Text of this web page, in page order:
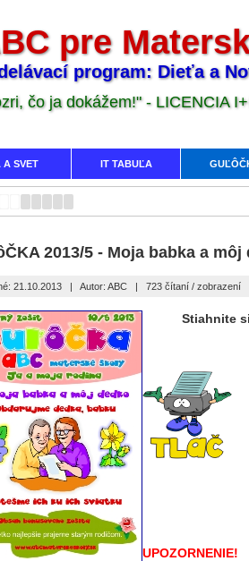
pre
program: Dieťa a
čo ja dokážem!" - LICENCIA
A SVET IT TABUĽA
2013/5 - Moja babka a môj
21.10.2013 |Autor: ABC |723 čítaní / zobrazení
Stiahnite
UPOZORNENIE!